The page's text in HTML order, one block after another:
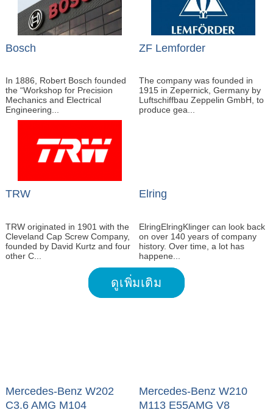
Bosch
In 1886, Robert Bosch founded
the “Workshop for Precision
Mechanics and Electrical
Engineering...
ZF Lemforder
The company was founded in
1915 in Zepernick, Germany by
Luftschiffbau Zeppelin GmbH, to
produce gea...
TRW
TRW originated in 1901 with the
Cleveland Cap Screw Company,
founded by David Kurtz and four
other C...
Elring
ElringElringKlinger can look back
on over 140 years of company
history. Over time, a lot has
happene...
ดูเพิ่มเติม
Mercedes-Benz W202
C3.6 AMG M104
Mercedes-Benz W210
M113 E55AMG V8